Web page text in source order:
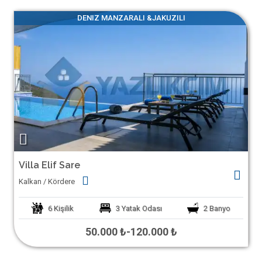
DENIZ MANZARALI &JAKUZILI
Villa Elif Sare
Kalkan / Kördere
6 Kişilik 3 Yatak Odası 2 Banyo
50.000 ₺-120.000 ₺